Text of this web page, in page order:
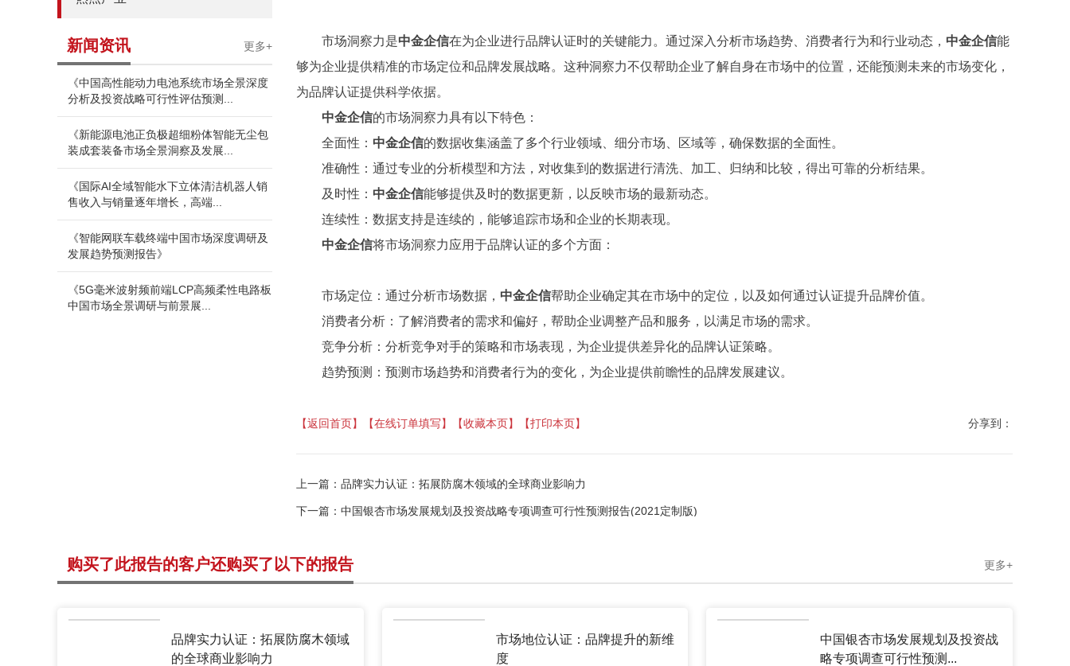
新闻资讯 更多+
《中国高性能动力电池系统市场全景深度
分析及投资战略可行性评估预测...
《新能源电池正负极超细粉体智能无尘包
装成套装备市场全景洞察及发展...
《国际AI全域智能水下立体清洁机器人销
售收入与销量逐年增长，高端...
《智能网联车载终端中国市场深度调研及
发展趋势预测报告》
《5G毫米波射频前端LCP高频柔性电路板
中国市场全景调研与前景展...
市场洞察力是中金企信在为企业进行品牌认证时的关键能力。通过深入分析市场趋势、消费者行为和行业动态， 中金企信能
够为企业提供精准的市场定位和品牌发展战略。这种洞察力不仅帮助企业了解自身在市场中的位置，还能预测未来的市场变化，
为品牌认证提供科学依据。
中金企信的市场洞察力具有以下特色：
全面性： 中金企信的数据收集涵盖了多个行业领域、细分市场、区域等，确保数据的全面性。
准确性：通过专业的分析模型和方法，对收集到的数据进行清洗、加工、归纳和比较，得出可靠的分析结果。
及时性： 中金企信能够提供及时的数据更新，以反映市场的最新动态。
连续性：数据支持是连续的，能够追踪市场和企业的长期表现。
中金企信将市场洞察力应用于品牌认证的多个方面：
市场定位：通过分析市场数据， 中金企信帮助企业确定其在市场中的定位，以及如何通过认证提升品牌价值。
消费者分析：了解消费者的需求和偏好，帮助企业调整产品和服务，以满足市场的需求。
竞争分析：分析竞争对手的策略和市场表现，为企业提供差异化的品牌认证策略。
趋势预测：预测市场趋势和消费者行为的变化，为企业提供前瞻性的品牌发展建议。
【返回首页】 【在线订单填写】 【收藏本页】 【打印本页】 分享到：
上一篇： 品牌实力认证：拓展防腐木领域的全球商业影响力
下一篇： 中国银杏市场发展规划及投资战略专项调查可行性预测报告(2021定制版)
购买了此报告的客户还购买了以下的报告 更多+
品牌实力认证：拓展防腐木领域
的全球商业影响力
市场地位认证：品牌提升的新维
度
中国银杏市场发展规划及投资战
略专项调查可行性预测...